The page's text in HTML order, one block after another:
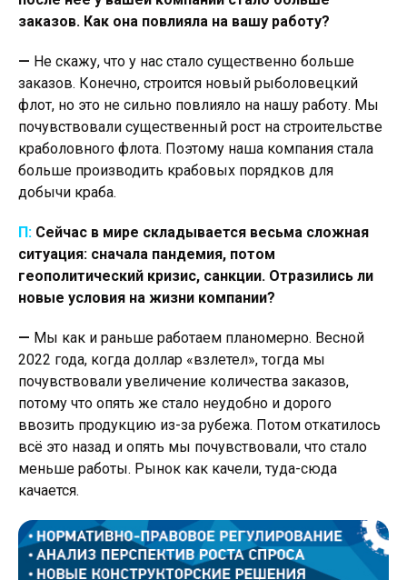
заказов. Как она повлияла на вашу работу?
— Не скажу, что у нас стало существенно больше
заказов. Конечно, строится новый рыболовецкий
флот, но это не сильно повлияло на нашу работу. Мы
почувствовали существенный рост на строительстве
краболовного флота. Поэтому наша компания стала
больше производить крабовых порядков для
добычи краба.
П: Сейчас в мире складывается весьма сложная
ситуация: сначала пандемия, потом
геополитический кризис, санкции. Отразились ли
новые условия на жизни компании?
— Мы как и раньше работаем планомерно. Весной
2022 года, когда доллар «взлетел», тогда мы
почувствовали увеличение количества заказов,
потому что опять же стало неудобно и дорого
ввозить продукцию из-за рубежа. Потом откатилось
всё это назад и опять мы почувствовали, что стало
меньше работы. Рынок как качели, туда-сюда
качается.